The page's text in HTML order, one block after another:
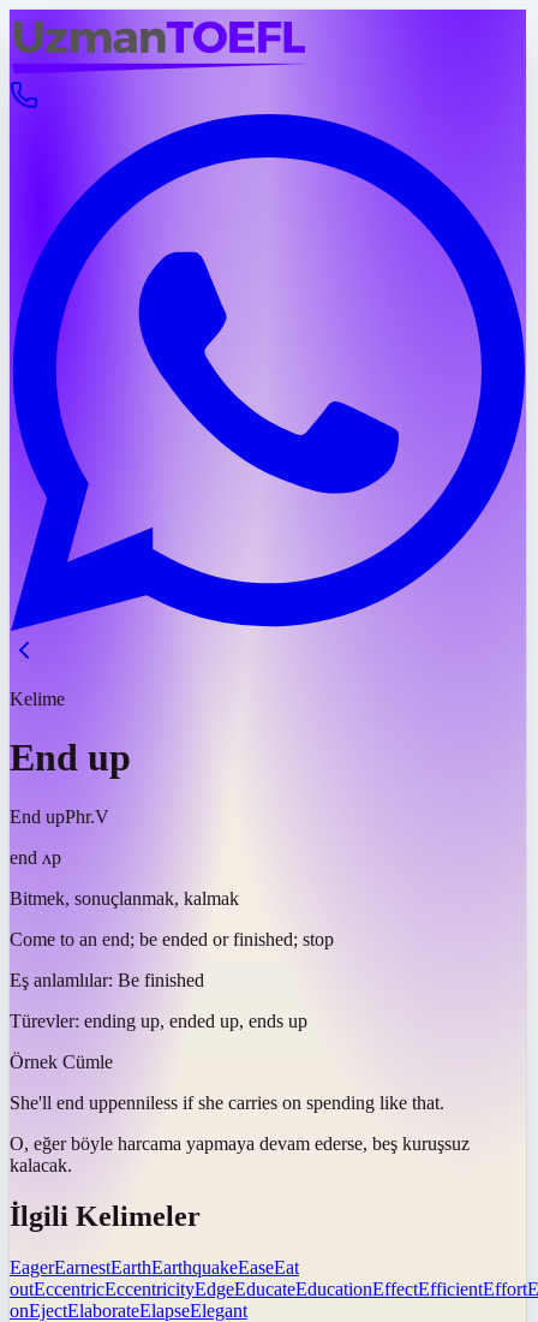
Kelime
End up
End upPhr.V
end ʌp
Bitmek, sonuçlanmak, kalmak
Come to an end; be ended or finished; stop
Eş anlamlılar: Be finished
Türevler: ending up, ended up, ends up
Örnek Cümle
She'll end uppenniless if she carries on spending like that.
O, eğer böyle harcama yapmaya devam ederse, beş kuruşsuz
kalacak.
İlgili Kelimeler
EagerEarnestEarthEarthquakeEaseEat
outEccentricEccentricityEdgeEducateEducationEffectEfficientEffort
onEjectElaborateElapseElegant